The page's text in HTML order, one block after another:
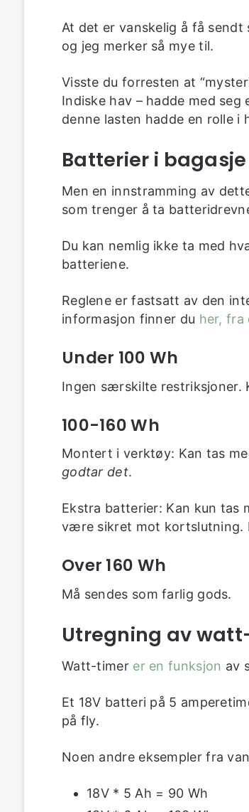
At det er vanskelig å få
og jeg merker så mye til.
Visste du forresten at
Indiske hav – hadde med
denne lasten hadde en rolle i
Batterier i
Men en innstramming av
som trenger å ta
Du kan nemlig ikke ta med
batteriene.
Reglene er fastsatt av den
informasjon finner du her, fra
Under 100 Wh
Ingen særskilte restriksjoner.
100-160 Wh
Montert i verktøy: Kan tas
godtar det.
Ekstra batterier: Kan kun tas
være sikret mot kortslutning.
Over 160 Wh
Må sendes som farlig gods.
Utregning av
Watt-timer er en funksjon av
Et 18V batteri på 5
på fly.
Noen andre eksempler fra
18V * 5 Ah = 90 Wh